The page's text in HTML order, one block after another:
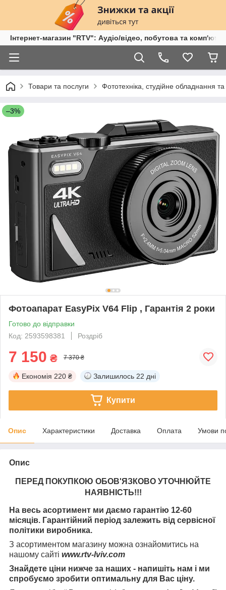
Інтернет-магазин "RTV": Аудіо/відео, побутова та
Товари та послуги Фототехніка, студійне обладнання
–3%
Фотоапарат EasyPix V64 Flip , Гарантія 2 роки
Готово до відправки
Код: 2593598381
Роздріб
7 150 ₴ 7 370 ₴
Економія 220 ₴ Залишилось 22 дні
Купити
Опис Характеристики Доставка Оплата Умови
Опис
ПЕРЕД ПОКУПКОЮ ОБОВ'ЯЗКОВО УТОЧНЮЙТЕ
НАЯВНІСТЬ!!!
На весь асортимент ми даємо гарантію 12-60
місяців. Гарантійний період залежить від сервісної
політики виробника.
З асортиментом магазину можна ознайомитись на
нашому сайті www.rtv-lviv.com
Знайдете ціни нижче за наших - напишіть нам і ми
спробуємо зробити оптимальну для Вас ціну.